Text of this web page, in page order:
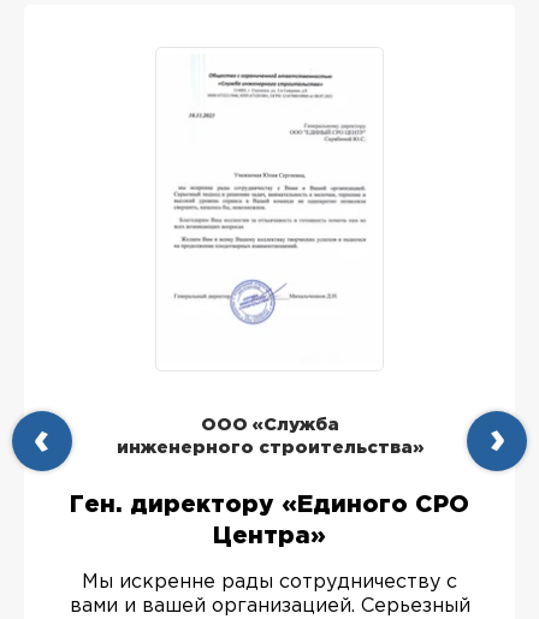
ООО «Служба
инженерного строительства»
Ген. директору «Единого СРО
Центра»
Мы искренне рады сотрудничеству с
вами и вашей организацией. Серьезный